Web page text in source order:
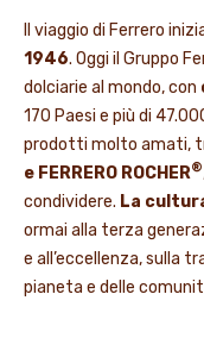
Il viaggio di Ferrero
1946. Oggi il Gruppo
dolciarie al mondo, con
170 Paesi e più di
prodotti molto amati,
e FERRERO ROCHER®
condividere. La
ormai alla terza
e all’eccellenza, sulla
pianeta e delle